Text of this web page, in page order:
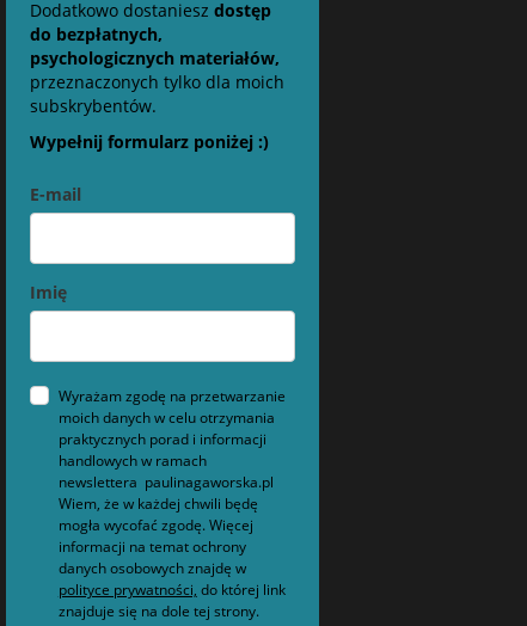
Dodatkowo dostaniesz dostęp
do bezpłatnych,
psychologicznych materiałów,
przeznaczonych tylko dla moich
subskrybentów.
Wypełnij formularz poniżej :)
E-mail
Imię
Wyrażam zgodę na przetwarzanie
moich danych w celu otrzymania
praktycznych porad i informacji
handlowych w ramach
newslettera paulinagaworska.pl
Wiem, że w każdej chwili będę
mogła wycofać zgodę. Więcej
informacji na temat ochrony
danych osobowych znajdę w
polityce prywatności, do której link
znajduje się na dole tej strony.